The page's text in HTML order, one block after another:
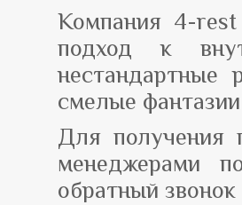
Компания 4-rest
подход к
нестандартные
смелые
Для получения
менеджерами
обратный звонок